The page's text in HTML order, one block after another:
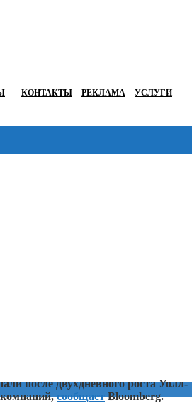
КОНТАКТЫ РЕКЛАМА УСЛУГИ
после двухдневного роста Уолл-
компаний,сообщаетBloomberg.